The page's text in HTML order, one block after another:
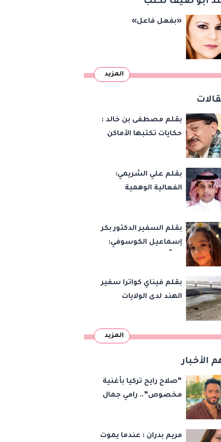
«بفعل فاعل»
المزيد
بقلم مصطفى بن خالد :
حكايات تكتبها الأماكن
بقلم علي الشريمي:
الفعالية الوهمية
بقلم السفير الدكتور بكر
إسماعيل الكوسوفي:
بقلم فيناي كواترا سفير
الهند لدى الولايات
وقت طويل من تعليق
المزيد
الأخبار
“صلاح رايح تركيا بأغنية
مخصوص”.. رامي جمال
مريم بدران : عندما يموت